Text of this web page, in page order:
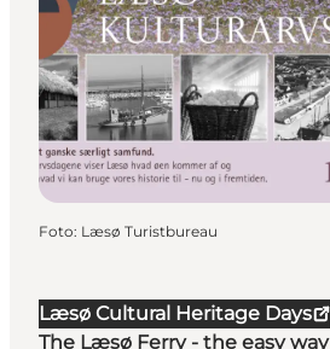
Læsø Cultural Heritage Days
The Læsø Ferry - the easy way
Foto: Læsø Turistbureau